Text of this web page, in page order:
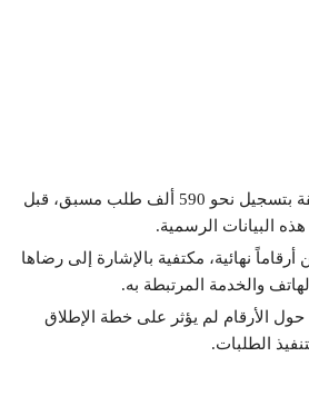
أفادت تقارير إعلامية سابقة بتسجيل نحو 590 ألف طلب مسبق، قبل
البيانات الرسمية.
نهائية، مكتفية بالإشارة إلى رضاها
والخدمة المرتبطة به.
الأرقام لم يؤثر على خطة الإطلاق
الطلبات.